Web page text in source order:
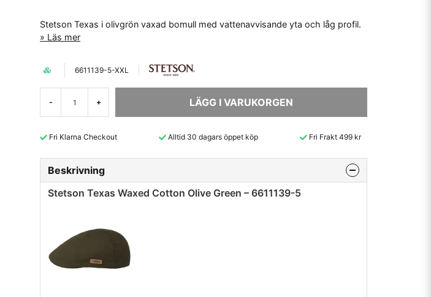
Stetson Texas i olivgrön vaxad bomull med vattenavvisande yta och låg profil.
Läs mer
6611139-5-XXL
- + LÄGG I VARUKORGEN
Fri Klarna Checkout Alltid 30 dagars öppet köp Fri Frakt 499 kr
Beskrivning
Stetson Texas Waxed Cotton Olive Green – 6611139-5